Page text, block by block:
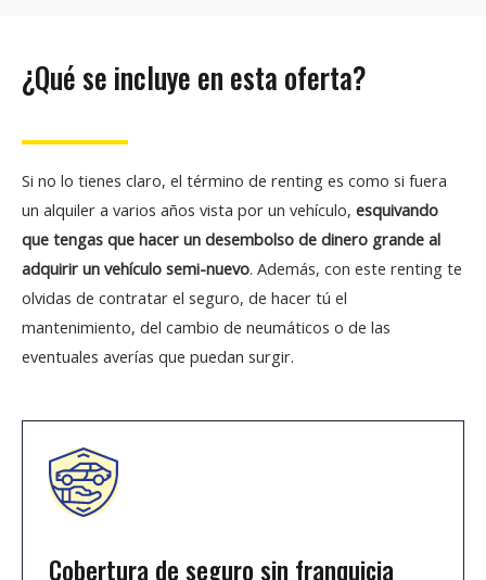
¿Qué se incluye en esta oferta?
Si no lo tienes claro, el término de renting es como si fuera
un alquiler a varios años vista por un vehículo, esquivando
que tengas que hacer un desembolso de dinero grande al
adquirir un vehículo semi-nuevo. Además, con este renting te
olvidas de contratar el seguro, de hacer tú el
mantenimiento, del cambio de neumáticos o de las
eventuales averías que puedan surgir.
Cobertura de seguro sin franquicia